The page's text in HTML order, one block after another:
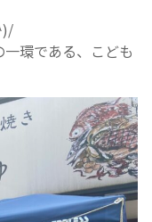
環である、こども